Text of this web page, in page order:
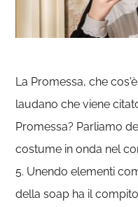
La Promessa, che
laudano che viene
Promessa? Parliamo
costume in onda nel
5. Unendo elementi
della soap ha il